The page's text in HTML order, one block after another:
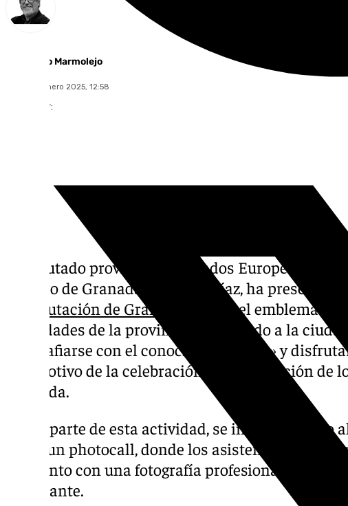
Francisco Marmolejo
lunes, 20 enero 2025, 12:58
Compartir:
El diputado provincial de Fondos Europeos,
Empleo de Granada, Antonio Díaz, ha
Diputación de Granada
llevará el
localidades de la provincia, ofreciendo a la
fotografiarse con el conocido «cabezón» y
con motivo de la celebración de la 39 edición de
Granada.
Como parte de esta actividad, se instalará junto
roja y un photocall, donde los asistentes podrán
momento con una fotografía profesional y
al instante.